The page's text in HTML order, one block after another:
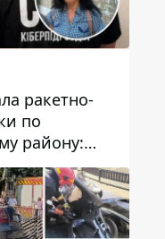
ракетно-
по
району: